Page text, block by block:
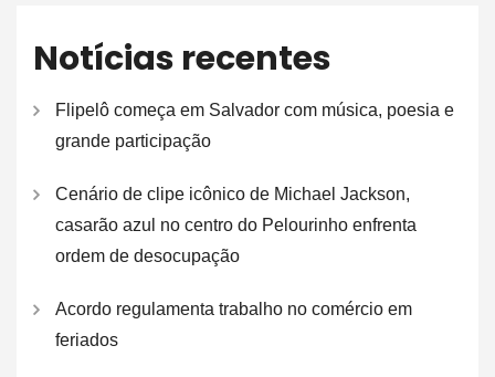
Notícias recentes
Flipelô começa em Salvador com música, poesia e
grande participação
Cenário de clipe icônico de Michael Jackson,
casarão azul no centro do Pelourinho enfrenta
ordem de desocupação
Acordo regulamenta trabalho no comércio em
feriados